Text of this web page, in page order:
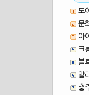
도
문
아
크
블
알
충